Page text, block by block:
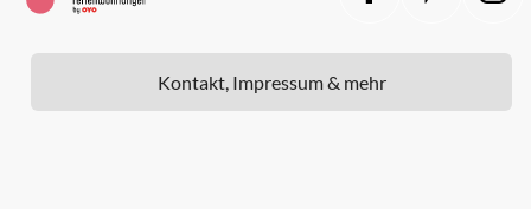
Kontakt, Impressum & mehr